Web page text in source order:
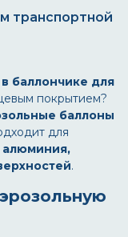
транспортной
баллончике для
покрытием?
баллоны
для
.